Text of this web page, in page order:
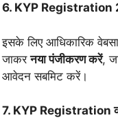
6. KYP
इसके लिए आधिकारिक
जाकरनया पंजीकरण करें,
आवेदन सबमिट करें।
7. KYP Registration